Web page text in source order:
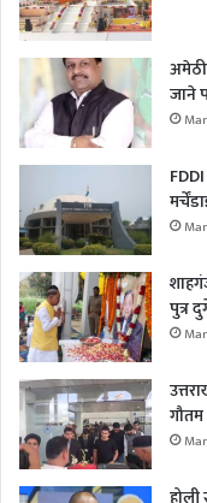
जाने
पुत्र